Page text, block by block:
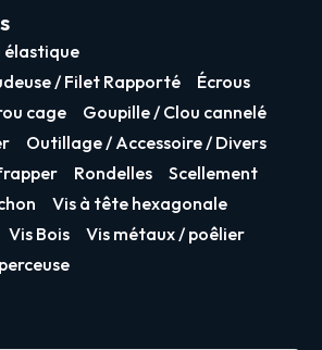
élastique
/ Filet Rapporté
Écrous
cage
Goupille / Clou cannelé
Outillage / Accessoire / Divers
Rondelles
Scellement
Vis à tête hexagonale
Vis Bois
Vis métaux / poêlier